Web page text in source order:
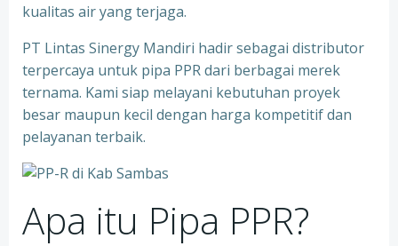
kualitas air yang terjaga.
PT Lintas Sinergy Mandiri hadir sebagai distributor
terpercaya untuk pipa PPR dari berbagai merek
ternama. Kami siap melayani kebutuhan proyek
besar maupun kecil dengan harga kompetitif dan
pelayanan terbaik.
Apa itu Pipa PPR?